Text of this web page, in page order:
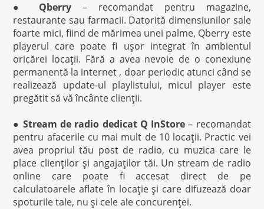
●
Qberry– recomandat pentru magazine,
restaurante sau farmacii. Datorită dimensiunilor sale
foarte mici, fiind de mărimea unei palme, Qberry este
playerul care poate fi uşor integrat în ambientul
oricărei locaţii. Fără a avea nevoie de o conexiune
permanentă la internet , doar periodic atunci când se
realizează update-ul playlistului, micul player este
pregătit să vă încânte clienţii.
● Stream de radio dedicat Q InStore– recomandat
pentru afacerile cu mai mult de 10 locaţii. Practic vei
avea propriul tău post de radio, cu muzica care le
place clienţilor şi angajaţilor tăi. Un stream de radio
online care poate fi accesat direct de pe
calculatoarele aflate în locaţie şi care difuzează doar
spoturile tale, nu şi cele ale concurenţei.